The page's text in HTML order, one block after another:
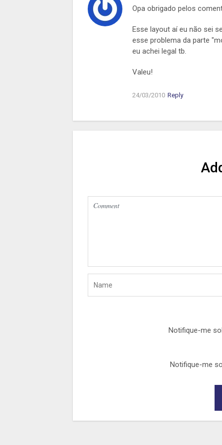
Opa obrigado pelos
Esse layout aí eu não sei
esse problema da parte
eu achei legal tb.
Valeu!
24/03/2010 Reply
Notifique-me
Notifique-me